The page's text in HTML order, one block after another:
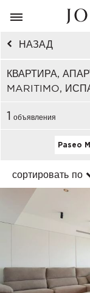
НАЗАД
КВАРТИРА,
MARITIMO,
1 объявления
Paseo
сортировать по